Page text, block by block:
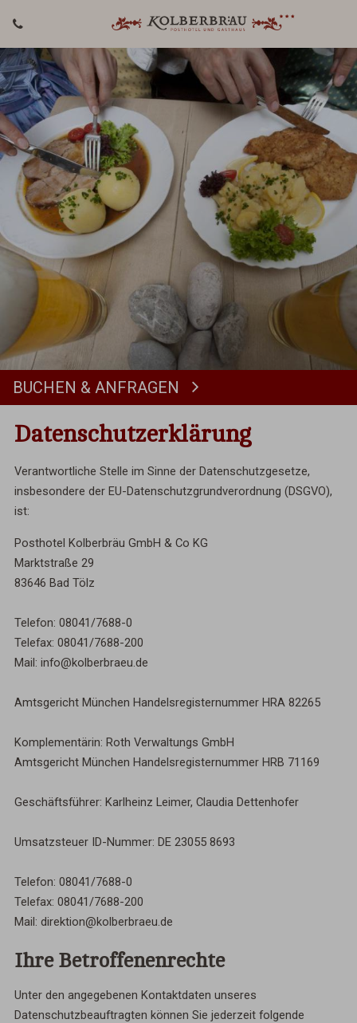
BUCHEN & ANFRAGEN
Datenschutzerklärung
Verantwortliche Stelle im Sinne der Datenschutzgesetze,
insbesondere der EU-Datenschutzgrundverordnung (DSGVO),
ist:
Posthotel Kolberbräu GmbH & Co KG
Marktstraße 29
83646 Bad Tölz
Telefon: 08041/7688-0
Telefax: 08041/7688-200
Mail: info@kolberbraeu.de
Amtsgericht München Handelsregisternummer HRA 82265
Komplementärin: Roth Verwaltungs GmbH
Amtsgericht München Handelsregisternummer HRB 71169
Geschäftsführer: Karlheinz Leimer, Claudia Dettenhofer
Umsatzsteuer ID-Nummer: DE 23055 8693
Telefon: 08041/7688-0
Telefax: 08041/7688-200
Mail: direktion@kolberbraeu.de
Ihre Betroffenenrechte
Unter den angegebenen Kontaktdaten unseres
Datenschutzbeauftragten können Sie jederzeit folgende